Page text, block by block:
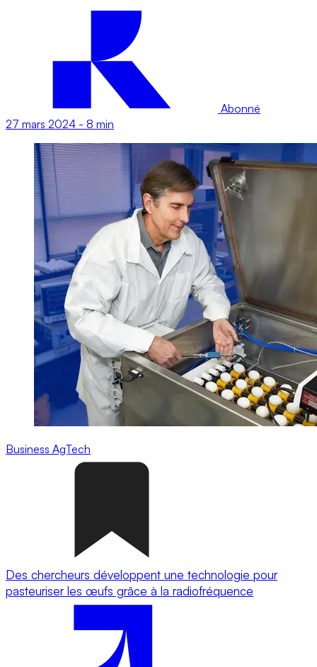
Abonné
27 mars 2024 - 8 min
Business AgTech
Des chercheurs développent une technologie pour
pasteuriser les œufs grâce à la radiofréquence